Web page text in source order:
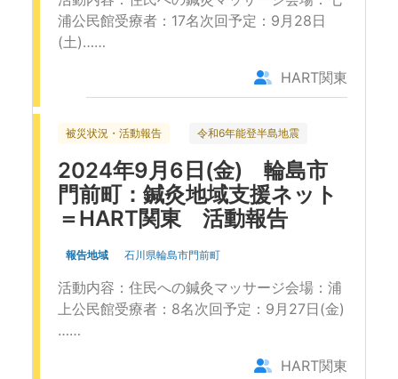
浦公民館受療者：17名次回予定：9月28日
(土)……
HART関東
被災状況・活動報告 令和6年能登半島地震
2024年9月6日(金) 輪島市
門前町：鍼灸地域支援ネット
＝HART関東 活動報告
報告地域 石川県輪島市門前町
活動内容：住民への鍼灸マッサージ会場：浦
上公民館受療者：8名次回予定：9月27日(金)
……
HART関東